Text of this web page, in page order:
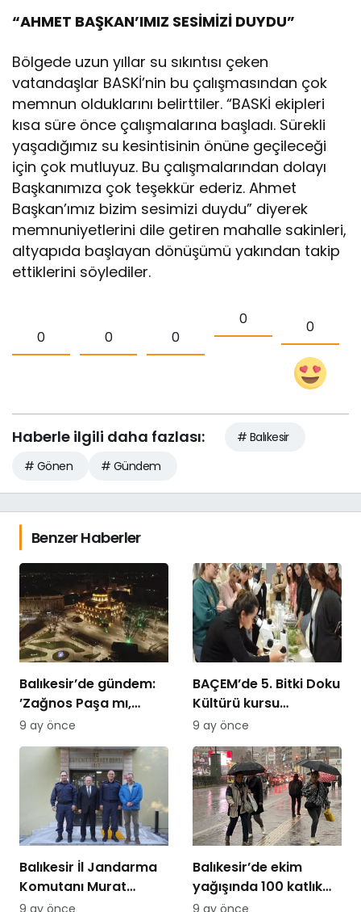
“AHMET BAŞKAN’IMIZ SESİMİZİ DUYDU”
Bölgede uzun yıllar su sıkıntısı çeken
vatandaşlar BASKİ’nin bu çalışmasından çok
memnun olduklarını belirttiler. “BASKİ ekipleri
kısa süre önce çalışmalarına başladı. Sürekli
yaşadığımız su kesintisinin önüne geçileceği
için çok mutluyuz. Bu çalışmalarından dolayı
Başkanımıza çok teşekkür ederiz. Ahmet
Başkan’ımız bizim sesimizi duydu” diyerek
memnuniyetlerini dile getiren mahalle sakinleri,
altyapıda başlayan dönüşümü yakından takip
ettiklerini söylediler.
0 0 0
0 0
Haberle ilgili daha fazlası:
# Balıkesir
# Gönen
# Gündem
Benzer Haberler
Balıkesir’de gündem:
’Zağnos Paşa mı,
İsmet Paşa mı
9 ay önce
BAÇEM’de 5. Bitki Doku
Kültürü kursu
tamamlandı
9 ay önce
Balıkesir İl Jandarma
Komutanı Murat
Özer’den Edremit
Balıkesir’de ekim
yağışında 100 katlık
artış